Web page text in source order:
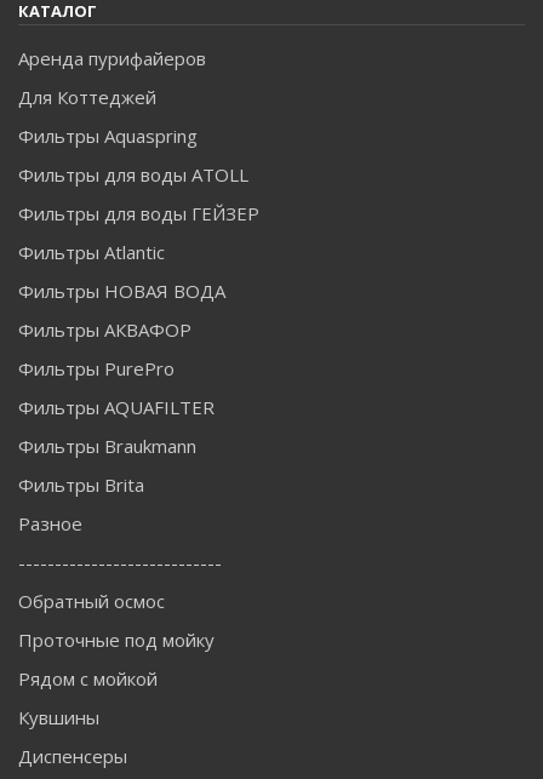
КАТАЛОГ
Аренда пурифайеров
Для Коттеджей
Фильтры Aquaspring
Фильтры для воды ATOLL
Фильтры для воды ГЕЙЗЕР
Фильтры Atlantic
Фильтры НОВАЯ ВОДА
Фильтры АКВАФОР
Фильтры PurePro
Фильтры AQUAFILTER
Фильтры Braukmann
Фильтры Brita
Разное
----------------------------
Обратный осмос
Проточные под мойку
Рядом с мойкой
Кувшины
Диспенсеры